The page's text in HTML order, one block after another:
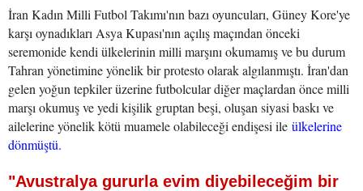
İran Kadın Milli Futbol Takımı'nın bazı oyuncuları, Güney Kore'ye
karşı oynadıkları Asya Kupası'nın açılış maçından önceki
seremonide kendi ülkelerinin milli marşını okumamış ve bu durum
Tahran yönetimine yönelik bir protesto olarak algılanmıştı. İran'dan
gelen yoğun tepkiler üzerine futbolcular diğer maçlardan önce milli
marşı okumuş ve yedi kişilik gruptan beşi, oluşan siyasi baskı ve
ailelerine yönelik kötü muamele olabileceği endişesi ile ülkelerine
dönmüştü.
"Avustralya gururla evim diyebileceğim bir